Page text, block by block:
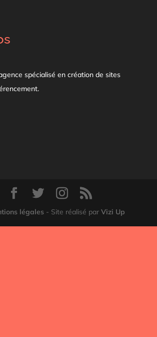
spécialisé en création de sites
légales - Site réalisé parVizi Up